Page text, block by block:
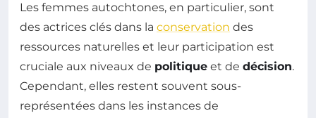
Les femmes autochtones, en particulier, sont
des actrices clés dans la conservation des
ressources naturelles et leur participation est
cruciale aux niveaux de politique et de décision.
Cependant, elles restent souvent sous-
représentées dans les instances de